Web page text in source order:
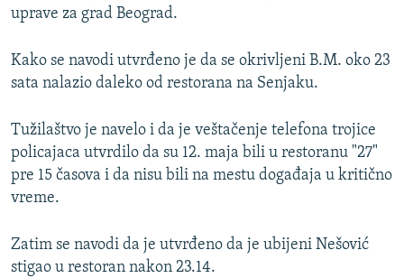
uprave za grad Beograd.
Kako se navodi utvrđeno je da se okrivljeni B.M. oko 23
sata nalazio daleko od restorana na Senjaku.
Tužilaštvo je navelo i da je veštačenje telefona trojice
policajaca utvrdilo da su 12. maja bili u restoranu "27"
pre 15 časova i da nisu bili na mestu događaja u kritično
vreme.
Zatim se navodi da je utvrđeno da je ubijeni Nešović
stigao u restoran nakon 23.14.